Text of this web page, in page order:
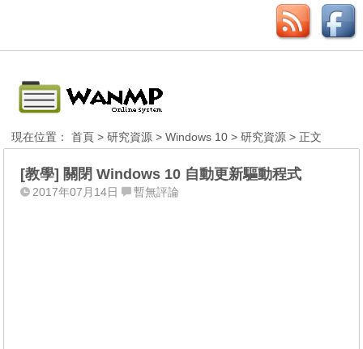
現在位置：首頁 >研究資源 >Windows 10 >研究資源 > 正文
[教學] 關閉 Windows 10 自動更新驅動程式
2017年07月14日 暫無評論